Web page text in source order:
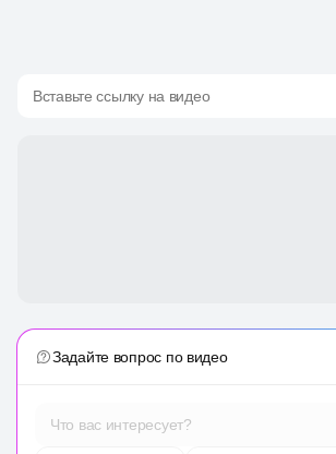
Вставьте ссылку на видео
Задайте вопрос по видео
Что вас интересует?